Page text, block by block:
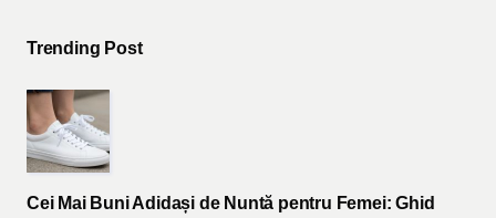
Trending Post
Cei Mai Buni Adidași de Nuntă pentru Femei: Ghid